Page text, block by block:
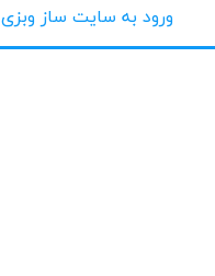
ورود به سایت ساز وبزی